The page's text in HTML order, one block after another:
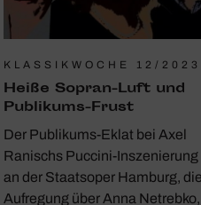
KLASSIKWOCHE 12/2023
Heiße Sopran-Luft und
Publi­kums-Frust
Der Publikums-Eklat bei Axel
Ranischs Puccini-Inszenierung
an der Staatsoper Hamburg, die
Aufregung über Anna Netrebko,